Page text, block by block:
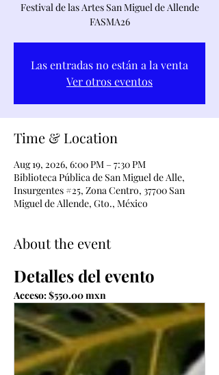
Festival de las Artes San Miguel de Allende
FASMA26
Las entradas no están a la venta
Ver otros eventos
Time & Location
Aug 19, 2026, 6:00 PM – 7:30 PM
Biblioteca Pública de San Miguel de Alle,
Insurgentes #25, Zona Centro, 37700 San
Miguel de Allende, Gto., México
About the event
Detalles del evento
Acceso: $550.00 mxn